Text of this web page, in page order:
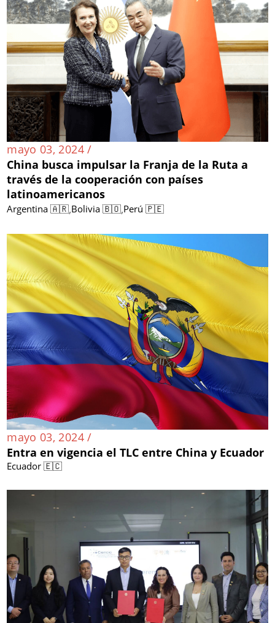
mayo 03, 2024 /
China busca impulsar la Franja de la Ruta a
través de la cooperación con países
latinoamericanos
Argentina 🇦🇷,Bolivia 🇧🇴,Perú 🇵🇪
mayo 03, 2024 /
Entra en vigencia el TLC entre China y Ecuador
Ecuador 🇪🇨